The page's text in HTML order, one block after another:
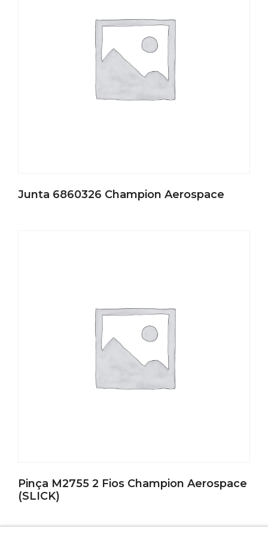
Junta 6860326 Champion Aerospace
Pinça M2755 2 Fios Champion Aerospace
(SLICK)